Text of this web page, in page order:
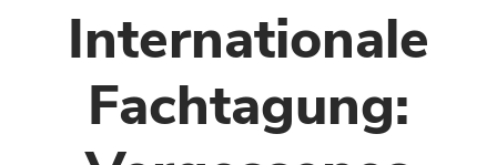
Internationale
Fachtagung: